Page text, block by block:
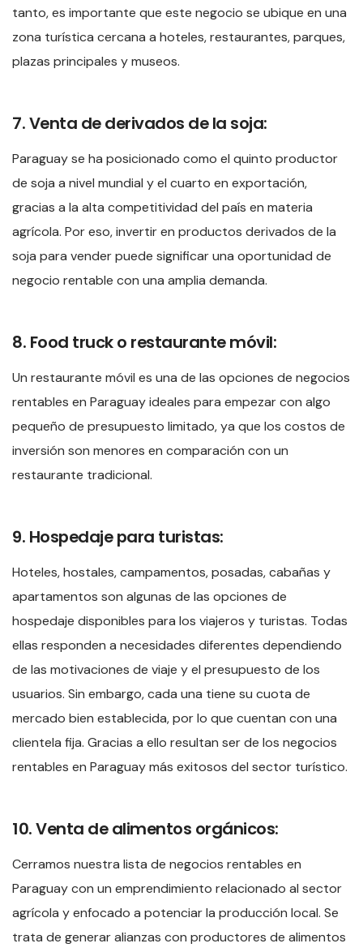
tanto, es importante que este negocio se ubique en una
zona turística cercana a hoteles, restaurantes, parques,
plazas principales y museos.
7. Venta de derivados de la soja:
Paraguay se ha posicionado como el quinto productor
de soja a nivel mundial y el cuarto en exportación,
gracias a la alta competitividad del país en materia
agrícola. Por eso, invertir en productos derivados de la
soja para vender puede significar una oportunidad de
negocio rentable con una amplia demanda.
8. Food truck o restaurante móvil:
Un restaurante móvil es una de las opciones de negocios
rentables en Paraguay ideales para empezar con algo
pequeño de presupuesto limitado, ya que los costos de
inversión son menores en comparación con un
restaurante tradicional.
9. Hospedaje para turistas:
Hoteles, hostales, campamentos, posadas, cabañas y
apartamentos son algunas de las opciones de
hospedaje disponibles para los viajeros y turistas. Todas
ellas responden a necesidades diferentes dependiendo
de las motivaciones de viaje y el presupuesto de los
usuarios. Sin embargo, cada una tiene su cuota de
mercado bien establecida, por lo que cuentan con una
clientela fija. Gracias a ello resultan ser de los negocios
rentables en Paraguay más exitosos del sector turístico.
10. Venta de alimentos orgánicos:
Cerramos nuestra lista de negocios rentables en
Paraguay con un emprendimiento relacionado al sector
agrícola y enfocado a potenciar la producción local. Se
trata de generar alianzas con productores de alimentos